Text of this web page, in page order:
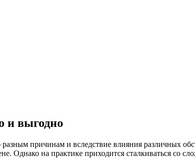
и выгодно
причинам и вследствие влияния различных
Однако на практике приходится сталкиваться со